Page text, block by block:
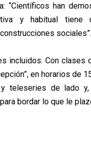
“Científicos han
y habitual
sociales”.
incluidos. Con clases
en horarios de
teleseries de lado
bordar lo que le